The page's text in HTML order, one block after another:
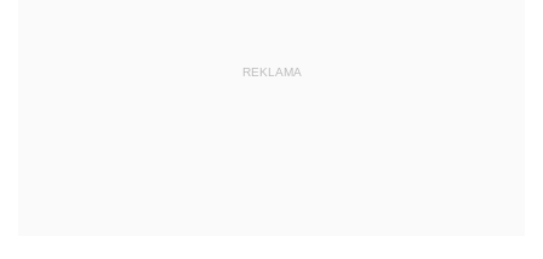
REKLAMA